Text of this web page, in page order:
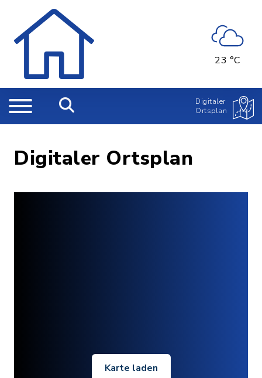
23 °C
Digitaler
Ortsplan
Digitaler Ortsplan
Karte laden